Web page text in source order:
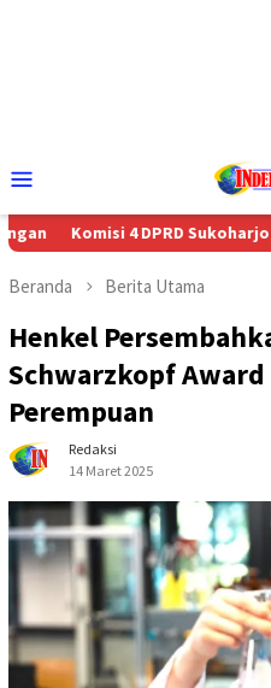
Mobile
4 DPRD Sukoharjo Dukung
Beranda Berita Utama
Henkel
Schwarzkopf
Perempuan
Redaksi
14 Maret 2025